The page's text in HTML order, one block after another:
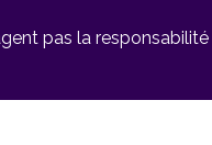
pas la